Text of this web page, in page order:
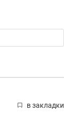
в закладки